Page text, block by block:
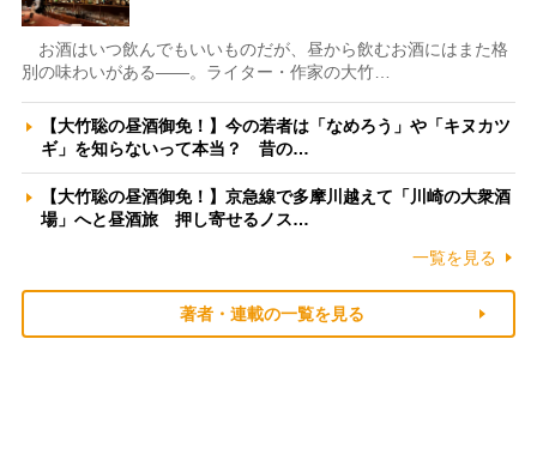
お酒はいつ飲んでもいいものだが、昼から飲むお酒にはまた格
別の味わいがある――。ライター・作家の大竹…
【大竹聡の昼酒御免！】今の若者は「なめろう」や「キヌカツ
ギ」を知らないって本当？ 昔の…
【大竹聡の昼酒御免！】京急線で多摩川越えて「川崎の大衆酒
場」へと昼酒旅 押し寄せるノス…
一覧を見る
著者・連載の一覧を見る